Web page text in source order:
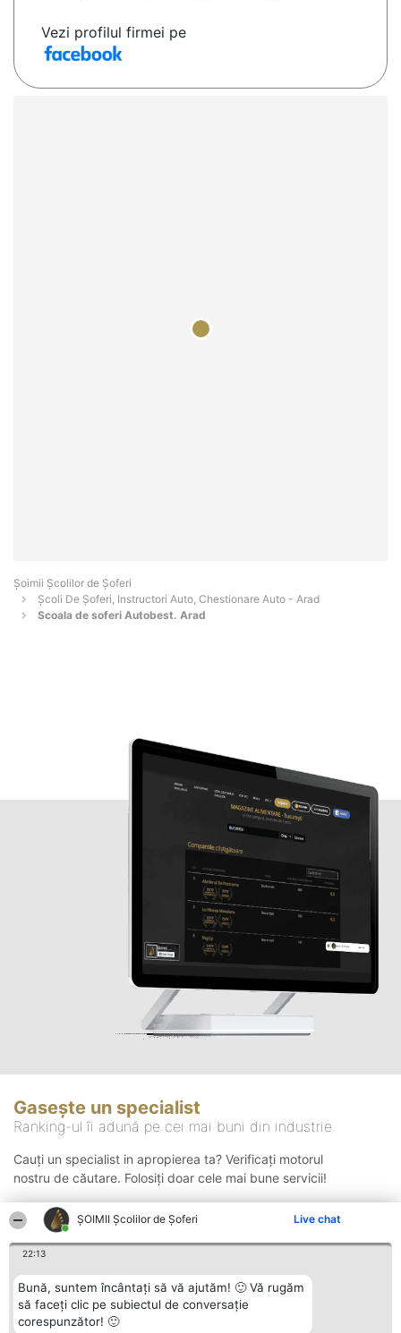
ŞOIMII Școlilor de Șoferi Live chat
22:13
Bună, suntem încântați să vă ajutăm! 🙂 Vă rugăm
să faceți clic pe subiectul de conversație
corespunzător! 🙂
Vezi profilul firmei pe
Şoimii Școlilor de Șoferi
Școli De Șoferi, Instructori Auto, Chestionare Auto - Arad
Scoala de soferi Autobest. Arad
Gasește un specialist
Ranking-ul îi adună pe cei mai buni din industrie
Cauți un specialist in apropierea ta? Verificați motorul
nostru de căutare. Folosiți doar cele mai bune servicii!